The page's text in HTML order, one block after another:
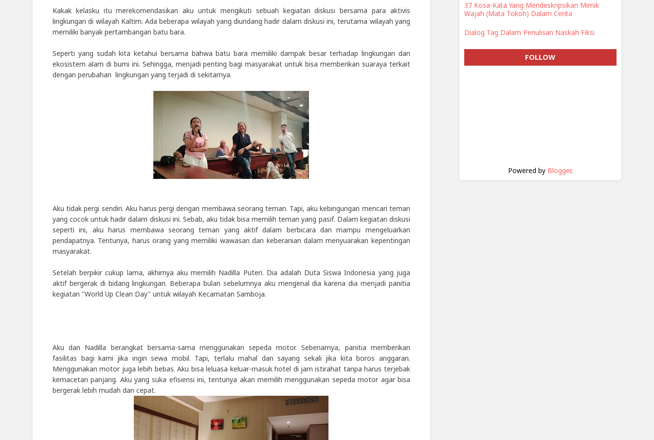
Kakak kelasku itu merekomendasikan aku untuk mengikuti sebuah kegiatan diskusi bersama para aktivis
lingkungan di wilayah Kaltim. Ada beberapa wilayah yang diundang hadir dalam diskusi ini, terutama wilayah yang
memiliki banyak pertambangan batu bara.
Seperti yang sudah kita ketahui bersama bahwa batu bara memiliki dampak besar terhadap lingkungan dan
ekosistem alam di bumi ini. Sehingga, menjadi penting bagi masyarakat untuk bisa memberikan suaraya terkait
dengan perubahan lingkungan yang terjadi di sekitarnya.
Aku tidak pergi sendiri. Aku harus pergi dengan membawa seorang teman. Tapi, aku kebingungan mencari teman
yang cocok untuk hadir dalam diskusi ini. Sebab, aku tidak bisa memilih teman yang pasif. Dalam kegiatan diskusi
seperti ini, aku harus membawa seorang teman yang aktif dalam berbicara dan mampu mengeluarkan
pendapatnya. Tentunya, harus orang yang memiliki wawasan dan keberanian dalam menyuarakan kepentingan
masyarakat.
Setelah berpikir cukup lama, akhirnya aku memilih Nadilla Puteri. Dia adalah Duta Siswa Indonesia yang juga
aktif bergerak di bidang lingkungan. Beberapa bulan sebelumnya aku mengenal dia karena dia menjadi panitia
kegiatan "World Up Clean Day" untuk wilayah Kecamatan Samboja.
Aku dan Nadilla berangkat bersama-sama menggunakan sepeda motor. Sebenarnya, panitia memberikan
fasilitas bagi kami jika ingin sewa mobil. Tapi, terlalu mahal dan sayang sekali jika kita boros anggaran.
Menggunakan motor juga lebih bebas. Aku bisa leluasa keluar-masuk hotel di jam istirahat tanpa harus terjebak
kemacetan panjang. Aku yang suka efisiensi ini, tentunya akan memilih menggunakan sepeda motor agar bisa
bergerak lebih mudah dan cepat.
37 Kosa-Kata Yang Mendeskripsikan Mimik
Wajah (Mata Tokoh) Dalam Cerita
Dialog Tag Dalam Penulisan Naskah Fiksi
FOLLOW
Powered by Blogger.